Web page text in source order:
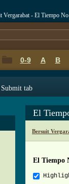
Vergarabat - El Tiempo
0-9 A B
Submit tab
El
Bersuit
El Tiempo